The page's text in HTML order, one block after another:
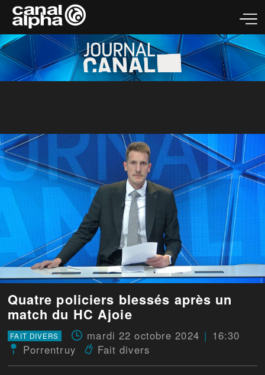
Quatre policiers blessés après un
match du HC Ajoie
FAIT DIVERS mardi 22 octobre 2024
16:30
Porrentruy
Fait divers